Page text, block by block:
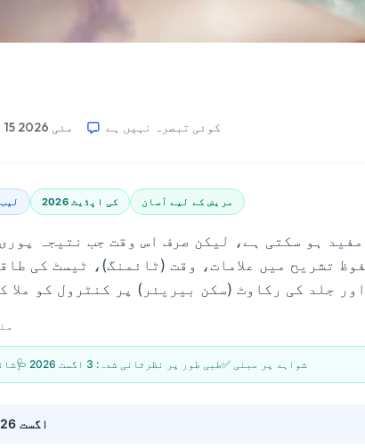
15 مئی 2026 کوئی تبصرہ نہیں ہے
2026 کی اپڈیٹ مریض کے لیے آسان
تشریح میں علامات، وقت (ٹائمنگ)، ٹیسٹ کی
15 مئی
📝 🩺 طبی طور پر نظرثانی شدہ: 3 اگست 2026 ✅ شواہد پر مبنی
3 اگست 2026